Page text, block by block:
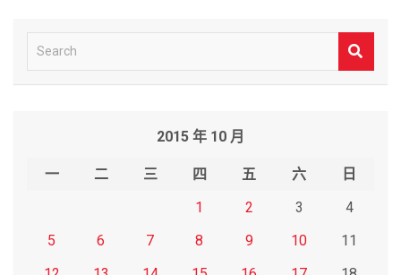
e
2015 年 10 月
一 二 三 四 五 六
日
1
2 3
4
5
6 7 8 9 10
11